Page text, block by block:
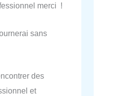
merci !
sans
des
et